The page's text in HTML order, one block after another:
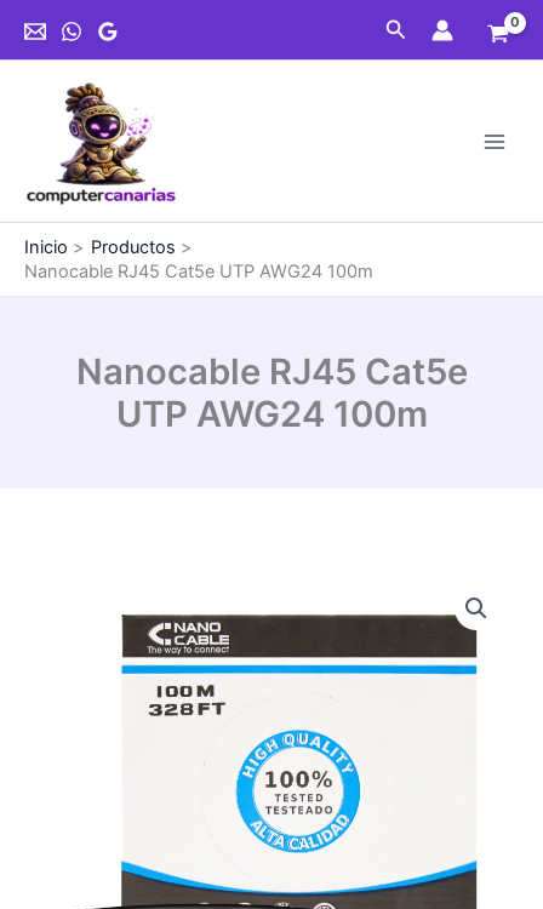
Buscar
Inicio
Productos
Nanocable RJ45 Cat5e UTP AWG24 100m
Nanocable RJ45 Cat5e
UTP AWG24 100m